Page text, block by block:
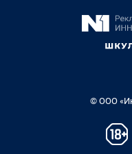
© ООО